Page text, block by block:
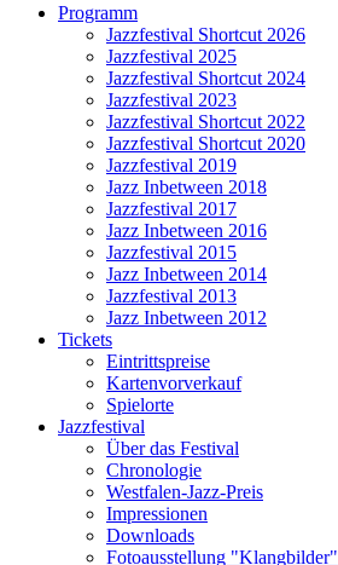
Programm
Jazzfestival Shortcut 2026
Jazzfestival 2025
Jazzfestival Shortcut 2024
Jazzfestival 2023
Jazzfestival Shortcut 2022
Jazzfestival Shortcut 2020
Jazzfestival 2019
Jazz Inbetween 2018
Jazzfestival 2017
Jazz Inbetween 2016
Jazzfestival 2015
Jazz Inbetween 2014
Jazzfestival 2013
Jazz Inbetween 2012
Tickets
Eintrittspreise
Kartenvorverkauf
Spielorte
Jazzfestival
Über das Festival
Chronologie
Westfalen-Jazz-Preis
Impressionen
Downloads
Fotoausstellung "Klangbilder"